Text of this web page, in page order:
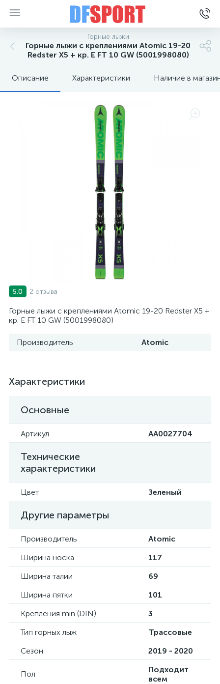
Горные лыжи
Горные лыжи с креплениями Atomic 19-20
Redster X5 + кр. E FT 10 GW (5001998080)
Описание Характеристики Наличие в
5.0 2 отзыва
Горные лыжи с креплениями Atomic 19-20 Redster X5 +
кр. E FT 10 GW (5001998080)
Производитель Atomic
Характеристики
Основные
Артикул AA0027704
Технические
характеристики
Цвет Зеленый
Другие параметры
Производитель
Atomic
Ширина носка
117
Ширина талии
69
Ширина пятки
101
Крепления min (DIN)
3
Тип горных лыж
Трассовые
Сезон
2019 - 2020
Пол
Подходит
всем